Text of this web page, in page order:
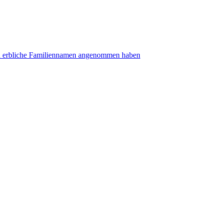
Familiennamen angenommen haben